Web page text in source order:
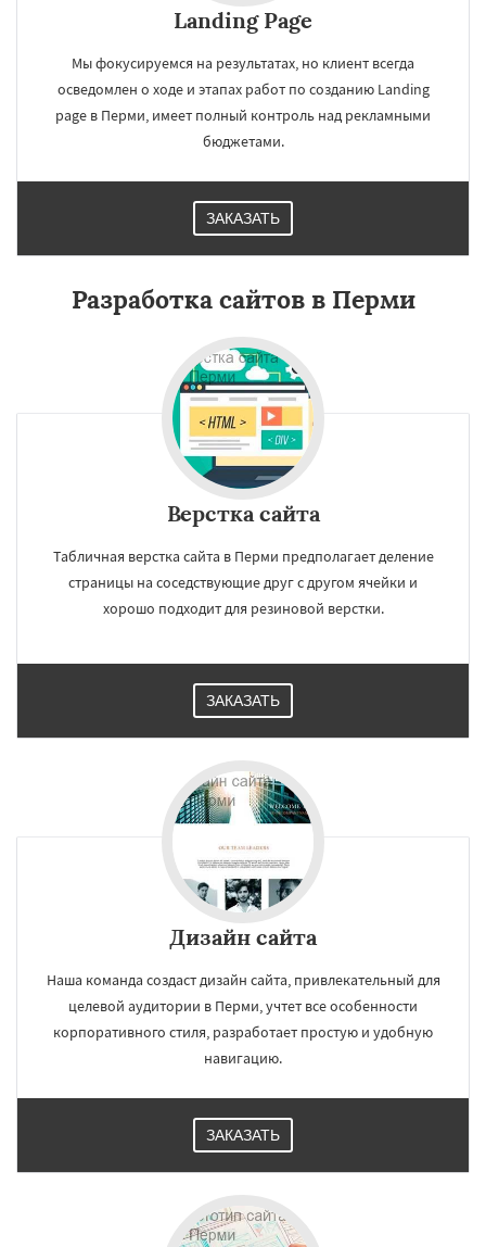
Landing Page
Мы фокусируемся на результатах, но клиент всегда
осведомлен о ходе и этапах работ по созданию Landing
page в Перми, имеет полный контроль над рекламными
бюджетами.
ЗАКАЗАТЬ
Разработка сайтов в Перми
Верстка сайта
Табличная верстка сайта в Перми предполагает деление
страницы на соседствующие друг с другом ячейки и
хорошо подходит для резиновой верстки.
ЗАКАЗАТЬ
Дизайн сайта
Наша команда создаст дизайн сайта, привлекательный для
целевой аудитории в Перми, учтет все особенности
корпоративного стиля, разработает простую и удобную
навигацию.
ЗАКАЗАТЬ